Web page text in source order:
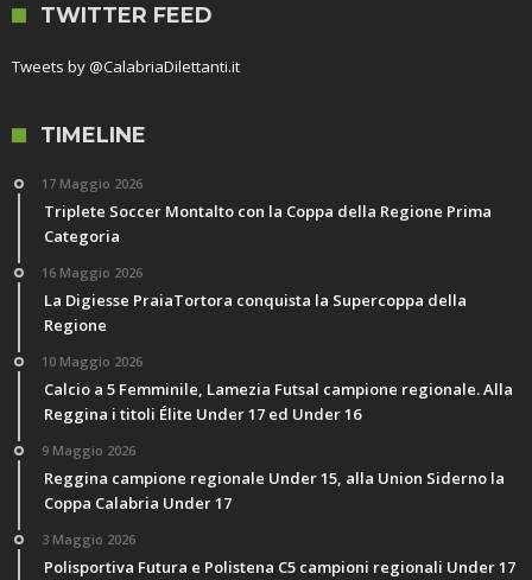
TWITTER FEED
Tweets by @CalabriaDilettanti.it
TIMELINE
17 Maggio 2026
Triplete Soccer Montalto con la Coppa della Regione Prima
Categoria
16 Maggio 2026
La Digiesse PraiaTortora conquista la Supercoppa della
Regione
10 Maggio 2026
Calcio a 5 Femminile, Lamezia Futsal campione regionale. Alla
Reggina i titoli Élite Under 17 ed Under 16
9 Maggio 2026
Reggina campione regionale Under 15, alla Union Siderno la
Coppa Calabria Under 17
3 Maggio 2026
Polisportiva Futura e Polistena C5 campioni regionali Under 17